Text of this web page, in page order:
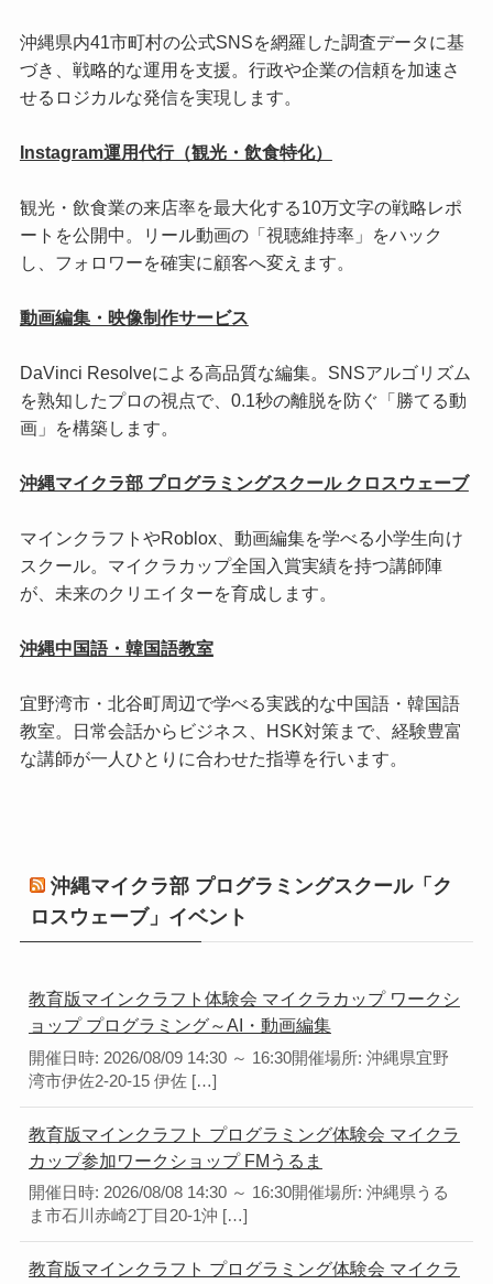
沖縄県内41市町村の公式SNSを網羅した調査データに基
づき、戦略的な運用を支援。行政や企業の信頼を加速さ
せるロジカルな発信を実現します。
Instagram運用代行（観光・飲食特化）
観光・飲食業の来店率を最大化する10万文字の戦略レポ
ートを公開中。リール動画の「視聴維持率」をハック
し、フォロワーを確実に顧客へ変えます。
動画編集・映像制作サービス
DaVinci Resolveによる高品質な編集。SNSアルゴリズム
を熟知したプロの視点で、0.1秒の離脱を防ぐ「勝てる動
画」を構築します。
沖縄マイクラ部 プログラミングスクール クロスウェーブ
マインクラフトやRoblox、動画編集を学べる小学生向け
スクール。マイクラカップ全国入賞実績を持つ講師陣
が、未来のクリエイターを育成します。
沖縄中国語・韓国語教室
宜野湾市・北谷町周辺で学べる実践的な中国語・韓国語
教室。日常会話からビジネス、HSK対策まで、経験豊富
な講師が一人ひとりに合わせた指導を行います。
沖縄マイクラ部 プログラミングスクール「ク
ロスウェーブ」イベント
教育版マインクラフト体験会 マイクラカップ ワークシ
ョップ プログラミング～AI・動画編集
開催日時: 2026/08/09 14:30 ～ 16:30開催場所: 沖縄県宜野
湾市伊佐2-20-15 伊佐 […]
教育版マインクラフト プログラミング体験会 マイクラ
カップ参加ワークショップ FMうるま
開催日時: 2026/08/08 14:30 ～ 16:30開催場所: 沖縄県うる
ま市石川赤崎2丁目20-1沖 […]
教育版マインクラフト プログラミング体験会 マイクラ